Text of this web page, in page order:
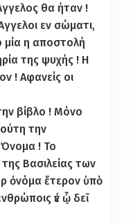
θα ήταν !
εν σώματι,
μία η αποστολή
της ψυχής ! Η
! Αφανείς οι
βίβλο ! Μόνο
την
! Το
Βασιλείας των
ὀνόμα ἕτερον ὑπὸ
ἐν ᾧ δεῖ